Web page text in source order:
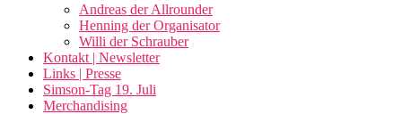
Andreas der Allrounder
Henning der Organisator
Willi der Schrauber
Kontakt | Newsletter
Links | Presse
Simson-Tag 19. Juli
Merchandising